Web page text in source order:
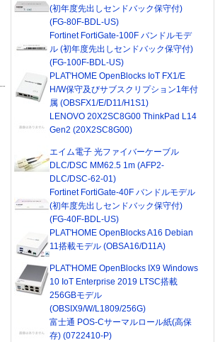
(初年度先出しセンドバック保守付)
(FG-80F-BDL-US)
Fortinet FortiGate-100F バンドルモデ
ル (初年度先出しセンドバック保守付)
(FG-100F-BDL-US)
PLAT'HOME OpenBlocks IoT FX1/E
H/W保守及びサブスクリプション1年付
属 (OBSFX1/E/D11/H1S1)
LENOVO 20X2SC8G00 ThinkPad L14
Gen2 (20X2SC8G00)
エイム電子 光ファイバーケーブル
DLC/DSC MM62.5 1m (AFP2-
DLC/DSC-62-01)
Fortinet FortiGate-40F バンドルモデル
(初年度先出しセンドバック保守付)
(FG-40F-BDL-US)
PLAT'HOME OpenBlocks A16 Debian
11搭載モデル (OBSA16/D11A)
PLAT'HOME OpenBlocks IX9 Windows
10 IoT Enterprise 2019 LTSC搭載
256GBモデル
(OBSIX9/W/L1809/256G)
富士通 POS-Cサーマルロール紙(高保
存) (0722410-P)